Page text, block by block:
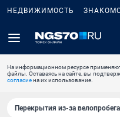
НЕДВИЖИМОСТЬ
На информационном ресурсе
файлы. Оставаясь на сайте, вы
согласиена их использование.
Перекрытия из-за велопробега